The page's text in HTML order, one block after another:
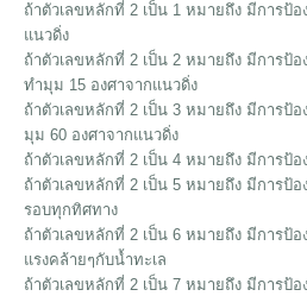
ถ้าตัวเลขหลักที่ 2 เป็น 1 หมายถึง มีการป้
แนวดิ่ง
ถ้าตัวเลขหลักที่ 2 เป็น 2 หมายถึง มีการป้
ทำมุม 15 องศาจากแนวดิ่ง
ถ้าตัวเลขหลักที่ 2 เป็น 3 หมายถึง มีการป้
มุม 60 องศาจากแนวดิ่ง
ถ้าตัวเลขหลักที่ 2 เป็น 4 หมายถึง มีการป้
ถ้าตัวเลขหลักที่ 2 เป็น 5 หมายถึง มีการป้
รอบทุกทิศทาง
ถ้าตัวเลขหลักที่ 2 เป็น 6 หมายถึง มีการป้
แรงคล้ายๆกับน้ำทะเล
ถ้าตัวเลขหลักที่ 2 เป็น 7 หมายถึง มีการป้